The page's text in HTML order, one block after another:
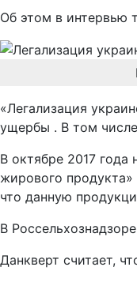
Об этом в интервью
«Легализация
ущербы . В том
В октябре 2017 года
жирового
что данную
В
Данкверт считает,